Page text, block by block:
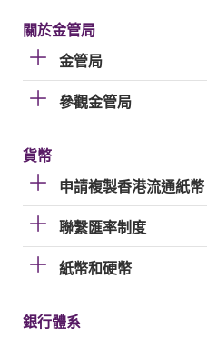
關於金管局
金管局
參觀金管局
貨幣
申請複製香港流通紙幣
聯繫匯率制度
紙幣和硬幣
銀行體系